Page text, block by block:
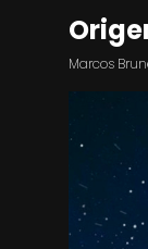
Marcos